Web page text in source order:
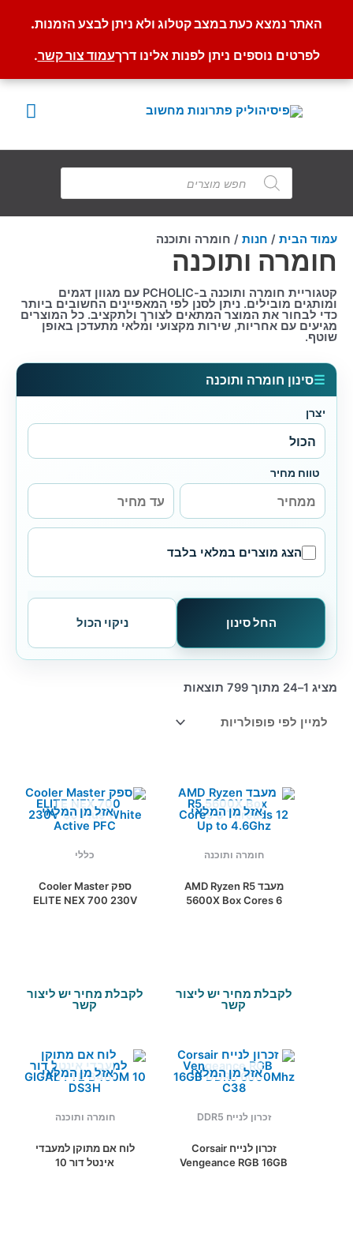
האתר נמצא כעת במצב קטלוג ולא ניתן לבצע הזמנות.
לפרטים נוספים ניתן לפנות אלינו דרךעמוד צור קשר.
דילוג
Products
search
עמוד הבית / חנות / חומרה ותוכנה
חומרה ותוכנה
קטגוריית חומרה ותוכנה ב-PCHOLIC עם מגוון דגמים
ומותגים מובילים. ניתן לסנן לפי המאפיינים החשובים ביותר
כדי לבחור את המוצר המתאים לצורך ולתקציב. כל המוצרים
מגיעים עם אחריות, שירות מקצועי ומלאי מתעדכן באופן
שוטף.
☰סינון חומרה ותוכנה
יצרן
טווח מחיר
הצג מוצרים במלאי בלבד
החל סינון ניקוי הכול
מציג 1–24 מתוך 799 תוצאות ממוין
אזל מן המלאי
חומרה ותוכנה
מעבד AMD Ryzen R5
5600X Box Cores 6
לקבלת מחיר יש ליצור
קשר
אזל מן המלאי
כללי
ספק Cooler Master
ELITE NEX 700 230V
לקבלת מחיר יש ליצור
קשר
אזל מן המלאי
זכרון לנייח DDR5
זכרון לנייח Corsair
Vengeance RGB 16GB
אזל מן המלאי
חומרה ותוכנה
לוח אם מתוקן למעבדי
אינטל דור 10